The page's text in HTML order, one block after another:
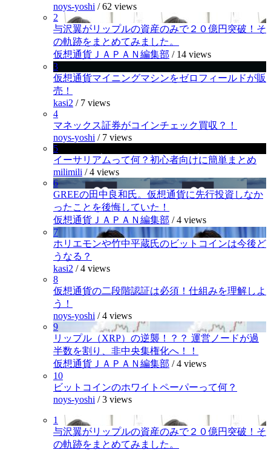
noys-yoshi /62 views
2
与沢翼がリップルの資産のみで２０億円突破！そ
の軌跡をまとめてみました。
仮想通貨ＪＡＰＡＮ編集部 / 14 views
3
仮想通貨マイニングマシンをゼロフィールドが販
売！
kasi2 / 7 views
4
マネックス証券がコインチェック買収？！
noys-yoshi / 7 views
5
イーサリアムって何？初心者向けに簡単まとめ
milimili /4 views
6
GREEの田中良和氏。仮想通貨に先行投資しなか
ったことを後悔していた！
仮想通貨ＪＡＰＡＮ編集部 /4 views
7
ホリエモンや竹中平蔵氏のビットコインは今後ど
うなる？
kasi2 /4 views
8
仮想通貨の二段階認証は必須！仕組みを理解しよ
う！
noys-yoshi /4 views
9
リップル（XRP）の逆襲！？？ 運営ノードが過
半数を割り、非中央集権化へ！！
仮想通貨ＪＡＰＡＮ編集部 /4 views
10
ビットコインのホワイトペーパーって何？
noys-yoshi /3 views
1
与沢翼がリップルの資産のみで２０億円突破！そ
の軌跡をまとめてみました。